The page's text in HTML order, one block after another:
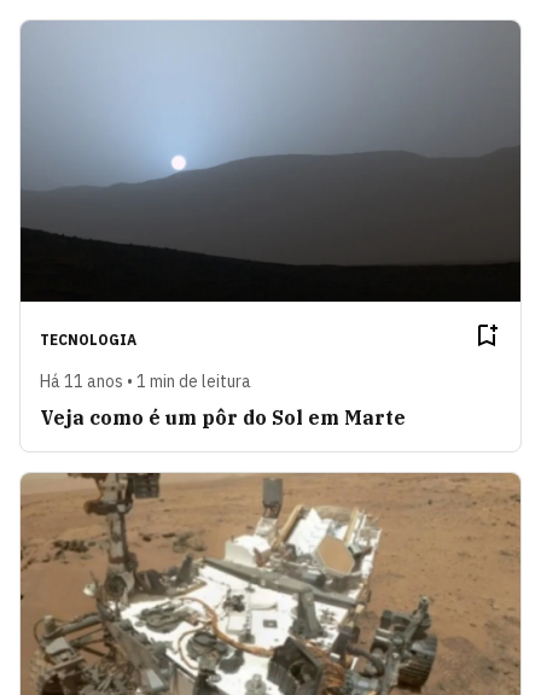
TECNOLOGIA
Há 11 anos • 1 min de leitura
Veja como é um pôr do Sol em Marte